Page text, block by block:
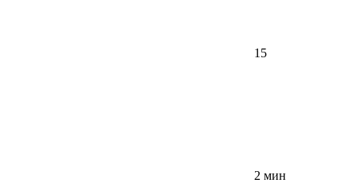
15
2 мин